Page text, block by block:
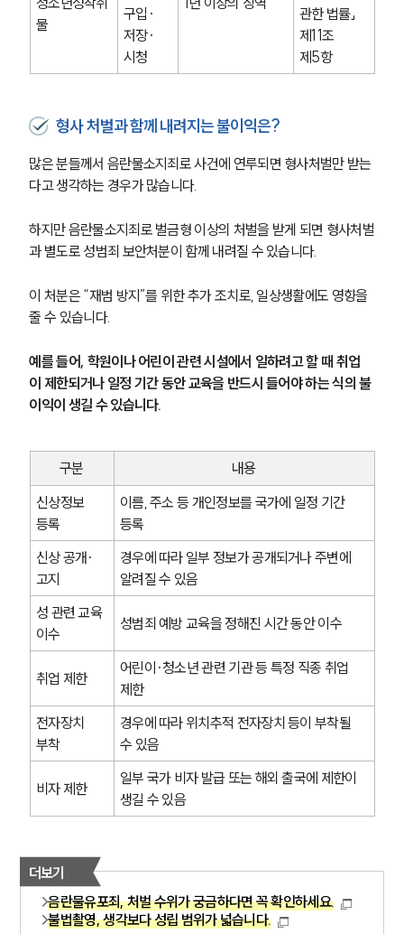
물
구입·
저장·
시청
관한 법률」
제11조
제5항
형사 처벌과 함께 내려지는 불이익은?
많은 분들께서 음란물소지죄로 사건에 연루되면 형사처벌만 받는
다고 생각하는 경우가 많습니다.
하지만 음란물소지죄로 벌금형 이상의 처벌을 받게 되면 형사처벌
과 별도로 성범죄 보안처분이 함께 내려질 수 있습니다.
이 처분은 “재범 방지”를 위한 추가 조치로, 일상생활에도 영향을
줄 수 있습니다.
예를 들어, 학원이나 어린이 관련 시설에서 일하려고 할 때 취업
이 제한되거나 일정 기간 동안 교육을 반드시 들어야 하는 식의 불
이익이 생길 수 있습니다.
구분
내용
신상정보
등록
이름, 주소 등 개인정보를 국가에 일정 기간
등록
신상 공개·
고지
경우에 따라 일부 정보가 공개되거나 주변에
알려질 수 있음
성 관련 교육
이수
성범죄 예방 교육을 정해진 시간 동안 이수
취업 제한
어린이·청소년 관련 기관 등 특정 직종 취업
제한
전자장치
부착
경우에 따라 위치추적 전자장치 등이 부착될
수 있음
비자 제한
일부 국가 비자 발급 또는 해외 출국에 제한이
생길 수 있음
더보기
음란물유포죄, 처벌 수위가 궁금하다면 꼭 확인하세요.
불법촬영, 생각보다 성립 범위가 넓습니다.